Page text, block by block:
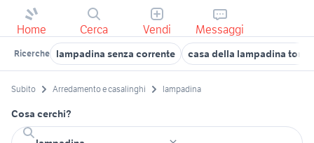
Home Cerca Vendi Messaggi
Ricerche lampadina senza corrente casa della lampadina
Subito Arredamento e casalinghi lampadina
Cosa cerchi?